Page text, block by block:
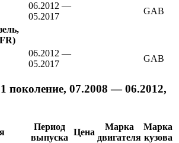
06.2012 —
05.2017
GAB
06.2012 —
05.2017
GAB
поколение, 07.2008 — 06.2012,
Период
выпуска
Цена
Марка
двигателя
Марка
кузова